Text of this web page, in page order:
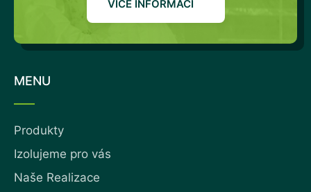
VÍCE INFORMACÍ
MENU
Produkty
Izolujeme pro vás
Naše Realizace